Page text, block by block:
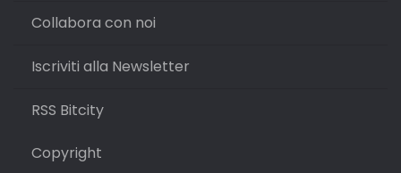
Collabora con noi
Iscriviti alla Newsletter
RSS Bitcity
Copyright